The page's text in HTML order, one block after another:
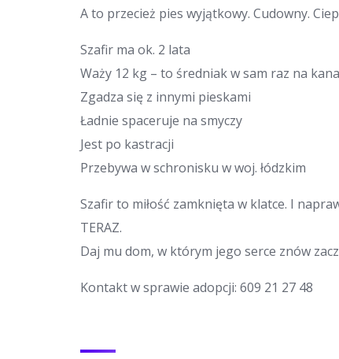
A to przecież pies wyjątkowy. Cudowny.
Szafir ma ok. 2 lata
Waży 12 kg – to średniak w sam raz na
Zgadza się z innymi pieskami
Ładnie spaceruje na smyczy
Jest po kastracji
Przebywa w schronisku w woj. łódzkim
Szafir to miłość zamknięta w klatce. I
TERAZ.
Daj mu dom, w którym jego serce znów
Kontakt w sprawie adopcji: 609 21 27 48